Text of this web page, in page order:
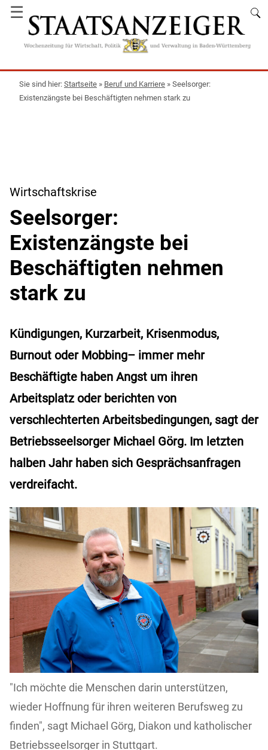
☰
Startseite » Beruf und Karriere » Seelsorger:
Existenzängste bei Beschäftigten nehmen stark zu
Wirtschaftskrise
Seelsorger:
Existenzängste bei
Beschäftigten nehmen
stark zu
Kündigungen, Kurzarbeit, Krisenmodus,
Burnout oder Mobbing– immer mehr
Beschäftigte haben Angst um ihren
Arbeitsplatz oder berichten von
verschlechterten Arbeitsbedingungen, sagt der
Betriebsseelsorger Michael Görg. Im letzten
halben Jahr haben sich Gesprächsanfragen
verdreifacht.
"Ich möchte die Menschen darin unterstützen,
wieder Hoffnung für ihren weiteren Berufsweg zu
finden", sagt Michael Görg, Diakon und katholischer
Betriebsseelsorger in Stuttgart.